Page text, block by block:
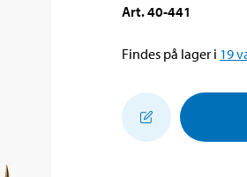
Art.40-441
Findes på lager i 19